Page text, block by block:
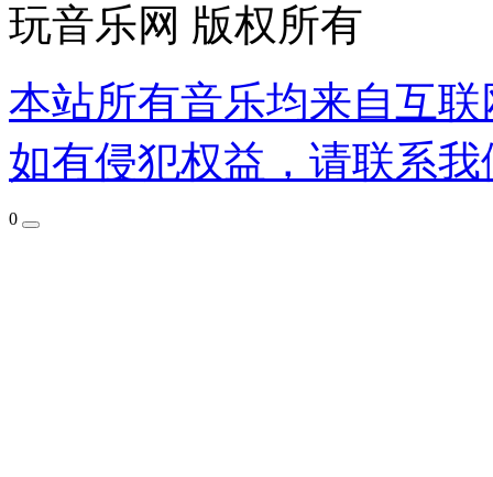
玩音乐网 版权所有
本站所有音乐均来自互
如有侵犯权益，请联系
0